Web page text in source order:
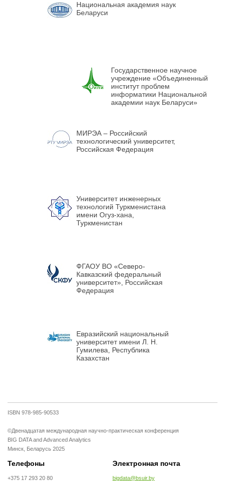
Национальная академия наук
Беларуси
Государственное научное
учреждение «Объединенный
институт проблем
информатики Национальной
академии наук Беларуси»
МИРЭА – Российский
технологический университет,
Российская Федерация
Университет инженерных
технологий Туркменистана
имени Огуз-хана,
Туркменистан
ФГАОУ ВО «Северо-
Кавказский федеральный
университет», Российская
Федерация
Евразийский национальный
университет имени Л. Н.
Гумилева, Республика
Казахстан
ISBN 978-985-90533
©Двенадцатая международная научно-практическая конференция
BIG DATA and Advanced Analytics
Минск, Беларусь 2025
Телефоны
+375 17 293 20 80
Электронная почта
bigdata@bsuir.by